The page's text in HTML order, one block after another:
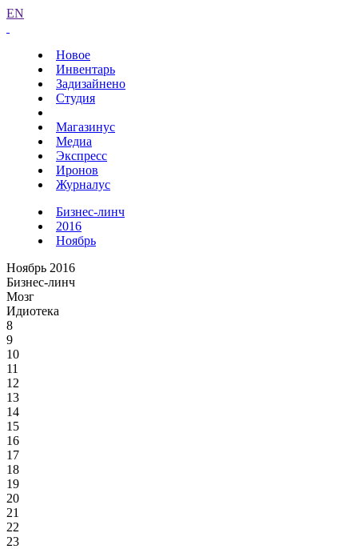
EN
Новое
Инвентарь
Задизайнено
Студия
Магазинус
Медиа
Экспресс
Иронов
Журналус
Бизнес-линч
2016
Ноябрь
Ноябрь 2016
Бизнес-линч
Мозг
Идиотека
8
9
10
11
12
13
14
15
16
17
18
19
20
21
22
23